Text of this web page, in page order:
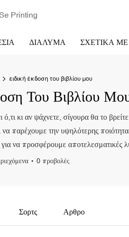
Printing
ΔΙΆΛΥΜΑ ΣΧΕΤΙΚΆ
ειδική έκδοση του βιβλίου μου
Του Βιβλίου
κι αν ψάχνετε, σίγουρα θα το
παρέχουμε την υψηλότερης
να προσφέρουμε αποτελεσματικές
0 προβολές
Σορτς Αρθρο